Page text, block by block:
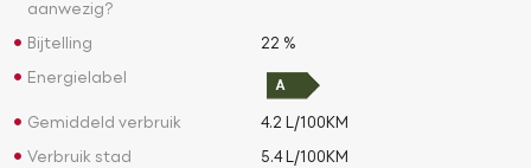
aanwezig?
Bijtelling 22 %
Energielabel
Gemiddeld verbruik 4.2 L/100KM
Verbruik stad 5.4 L/100KM